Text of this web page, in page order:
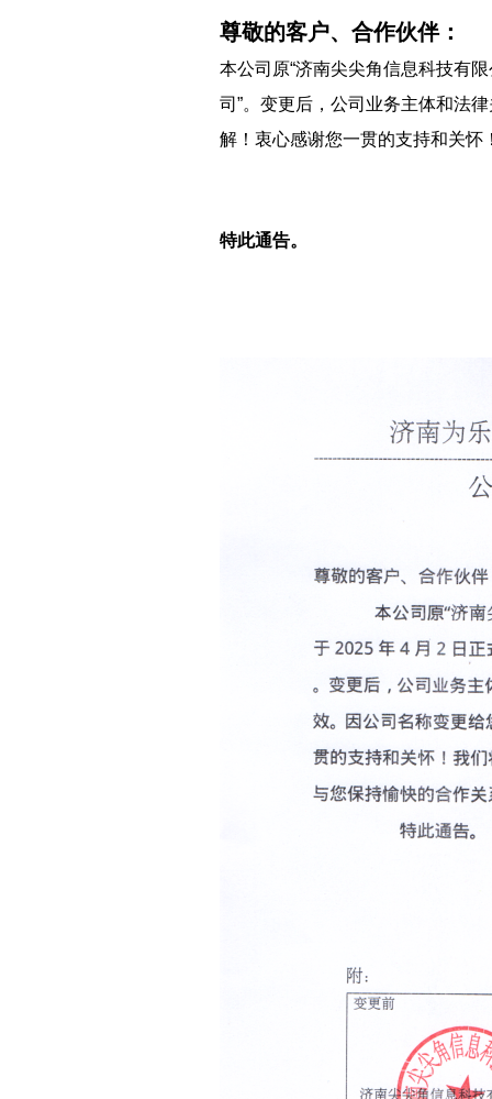
尊敬的客户、合作伙伴：
本公司原“济南尖尖角信息科技有
司”。变更后，公司业务主体和法
解！衷心感谢您一贯的支持和关
特此通告。